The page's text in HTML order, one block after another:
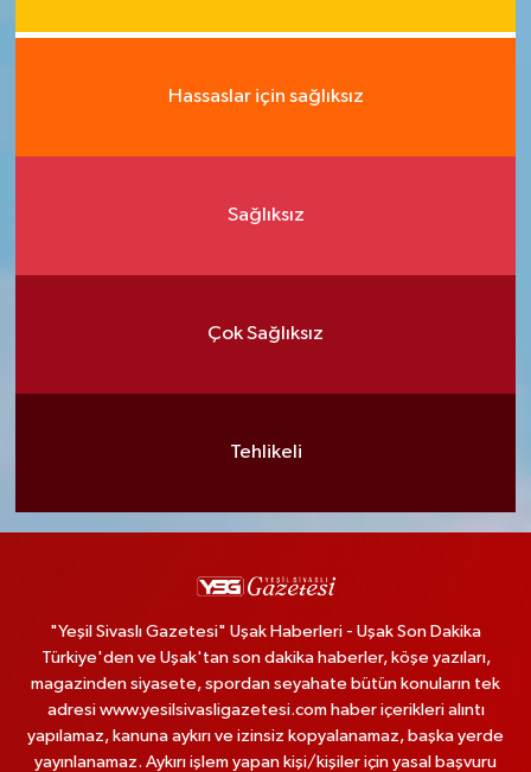
Hassaslar için sağlıksız
Sağlıksız
Çok Sağlıksız
Tehlikeli
"Yeşil Sivaslı Gazetesi" Uşak Haberleri - Uşak Son Dakika
Türkiye'den ve Uşak'tan son dakika haberler, köşe yazıları,
magazinden siyasete, spordan seyahate bütün konuların tek
adresi www.yesilsivasligazetesi.com haber içerikleri alıntı
yapılamaz, kanuna aykırı ve izinsiz kopyalanamaz, başka yerde
yayınlanamaz. Aykırı işlem yapan kişi/kişiler için yasal başvuru